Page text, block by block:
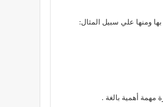
ومنها علي سبيل المثال:
مهمة أهمية بالغة .